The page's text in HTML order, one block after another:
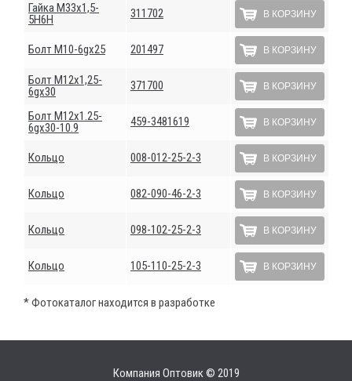
Гайка М33х1,5-
5Н6Н
311702 В КОРЗИНУ
Болт М10-6gх25 201497 В КОРЗИНУ
Болт М12х1,25-
6gх30
371700 В КОРЗИНУ
Болт М12х1.25-
6gх30-10.9
459-3481619 В КОРЗИНУ
Кольцо 008-012-25-2-3 В КОРЗИНУ
Кольцо 082-090-46-2-3 В КОРЗИНУ
Кольцо 098-102-25-2-3 В КОРЗИНУ
Кольцо 105-110-25-2-3 В КОРЗИНУ
* Фотокаталог находится в разработке
Компания Оптовик © 2019